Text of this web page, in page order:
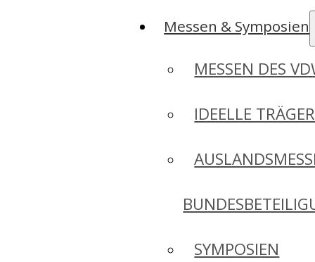
Messen & Symposien
MESSEN DES
IDEELLE
SYMPOSIEN